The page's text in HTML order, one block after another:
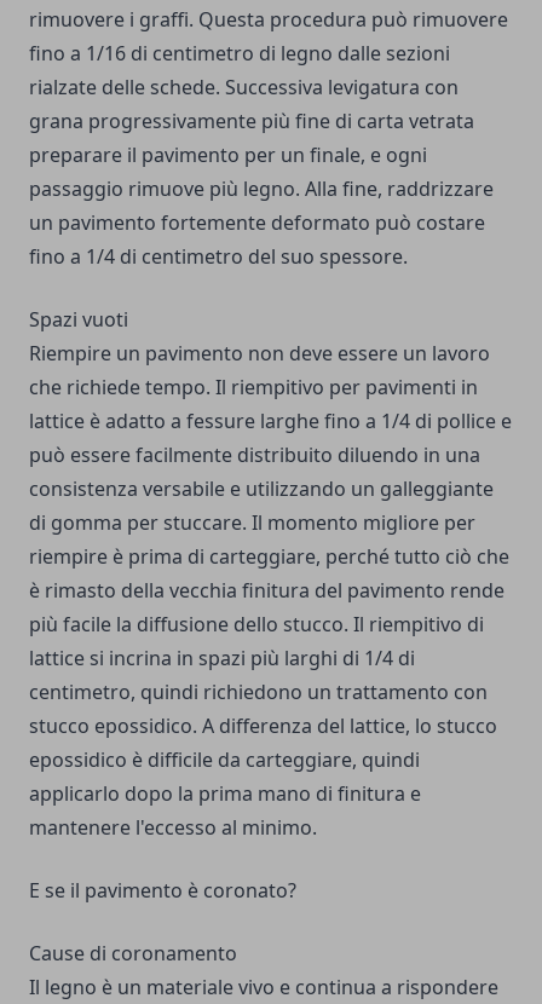
rimuovere i graffi. Questa procedura può rimuovere
fino a 1/16 di centimetro di legno dalle sezioni
rialzate delle schede. Successiva levigatura con
grana progressivamente più fine di carta vetrata
preparare il pavimento per un finale, e ogni
passaggio rimuove più legno. Alla fine, raddrizzare
un pavimento fortemente deformato può costare
fino a 1/4 di centimetro del suo spessore.
Spazi vuoti
Riempire un pavimento non deve essere un lavoro
che richiede tempo. Il riempitivo per pavimenti in
lattice è adatto a fessure larghe fino a 1/4 di pollice e
può essere facilmente distribuito diluendo in una
consistenza versabile e utilizzando un galleggiante
di gomma per stuccare. Il momento migliore per
riempire è prima di carteggiare, perché tutto ciò che
è rimasto della vecchia finitura del pavimento rende
più facile la diffusione dello stucco. Il riempitivo di
lattice si incrina in spazi più larghi di 1/4 di
centimetro, quindi richiedono un trattamento con
stucco epossidico. A differenza del lattice, lo stucco
epossidico è difficile da carteggiare, quindi
applicarlo dopo la prima mano di finitura e
mantenere l'eccesso al minimo.
E se il pavimento è coronato?
Cause di coronamento
Il legno è un materiale vivo e continua a rispondere